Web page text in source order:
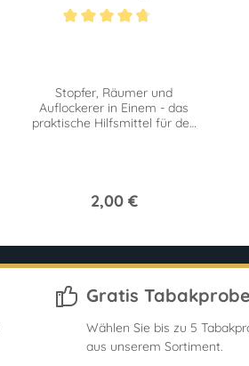
Stopfer, Räumer und
Auflockerer in Einem - das
praktische Hilfsmittel für den
2,00 €
Gratis Tabakprobe
Wählen Sie bis zu 5
aus unserem Sortiment.